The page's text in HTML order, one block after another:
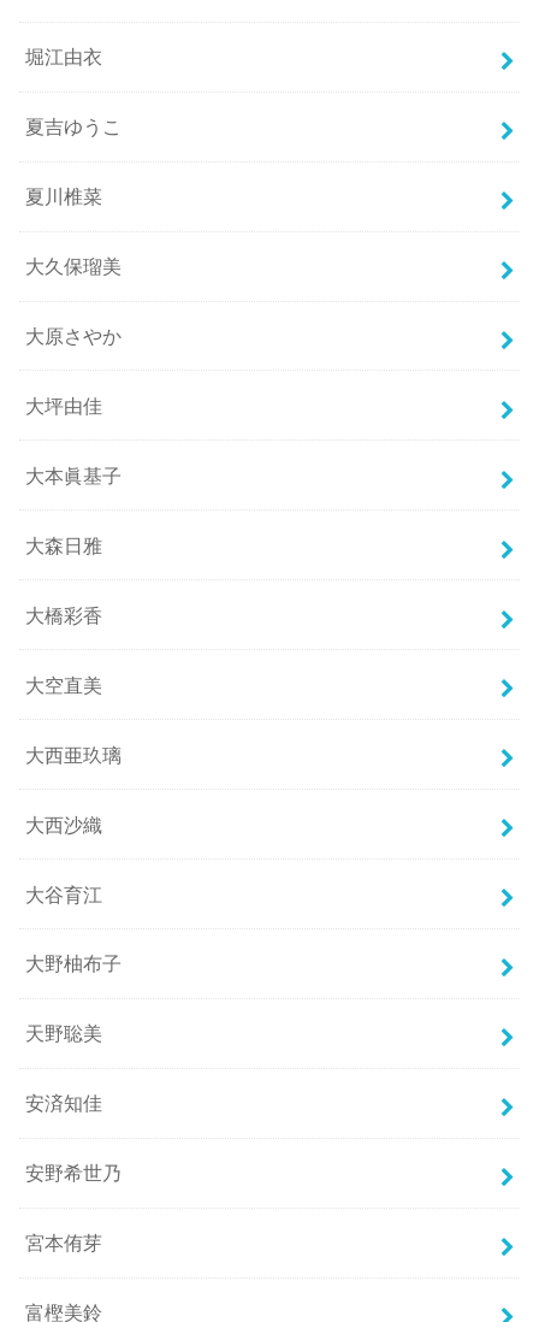
堀江由衣
夏吉ゆうこ
夏川椎菜
大久保瑠美
大原さやか
大坪由佳
大本眞基子
大森日雅
大橋彩香
大空直美
大西亜玖璃
大西沙織
大谷育江
大野柚布子
天野聡美
安済知佳
安野希世乃
宮本侑芽
富樫美鈴